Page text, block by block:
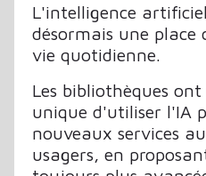
L'intelligence
désormais une
vie quotidienne.
Les bibliothèques
unique d'utiliser l'IA
nouveaux services
usagers, en